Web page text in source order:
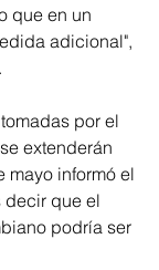
que en un
adicional",
por el
extenderán
mayo informó el
decir que el
podría ser